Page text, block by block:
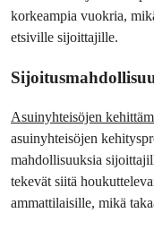
korkeampia vuokria,
etsiville sijoittajille.
Asuinyhteisöjen
asuinyhteisöjen
mahdollisuuksia
tekevät siitä
ammattilaisille, mikä